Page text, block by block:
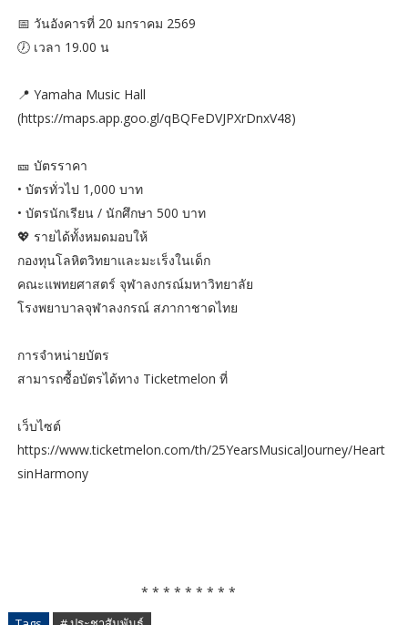
📅 วันอังคารที่ 20 มกราคม 2569
🕖 เวลา 19.00 น
📍 Yamaha Music Hall
(https://maps.app.goo.gl/qBQFeDVJPXrDnxV48)
🎫 บัตรราคา
• บัตรทั่วไป 1,000 บาท
• บัตรนักเรียน / นักศึกษา 500 บาท
💖 รายได้ทั้งหมดมอบให้
กองทุนโลหิตวิทยาและมะเร็งในเด็ก
คณะแพทยศาสตร์ จุฬาลงกรณ์มหาวิทยาลัย
โรงพยาบาลจุฬาลงกรณ์ สภากาชาดไทย
การจำหน่ายบัตร
สามารถซื้อบัตรได้ทาง Ticketmelon ที่
เว็บไซต์
https://www.ticketmelon.com/th/25YearsMusicalJourney/Heart
sinHarmony
* * * * * * * * *